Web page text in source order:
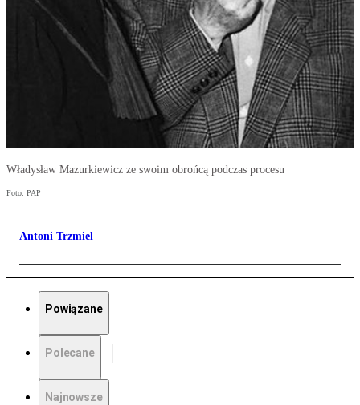
Władysław Mazurkiewicz ze swoim obrońcą podczas procesu
Foto: PAP
Antoni Trzmiel
Powiązane
Polecane
Najnowsze